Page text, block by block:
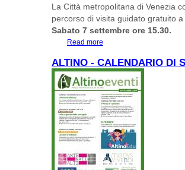
La Città metropolitana di Venezia
percorso di visita guidato gratuito a
Sabato 7 settembre ore 15.30.
Read more
ALTINO - CALENDARIO DI